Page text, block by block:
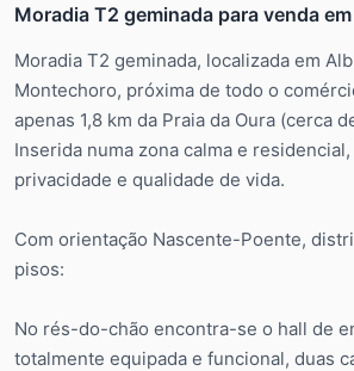
Moradia T2 geminada para venda
Moradia T2 geminada, localizada em
Montechoro, próxima de todo o
apenas 1,8 km da Praia da Oura (cerca
Inserida numa zona calma e
privacidade e qualidade de vida.
Com orientação Nascente-Poente,
pisos:
No rés-do-chão encontra-se o hall de
totalmente equipada e funcional, duas